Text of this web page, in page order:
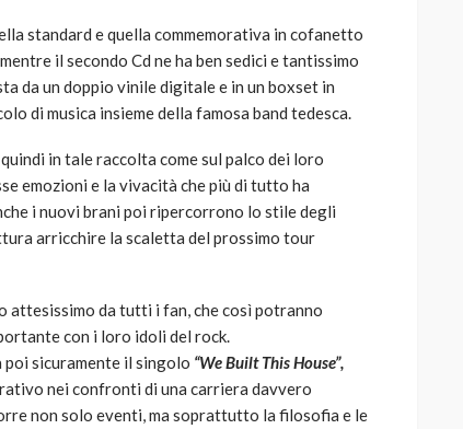
standard e quella commemorativa in cofanetto
il secondo Cd ne ha ben sedici e tantissimo
da un doppio vinile digitale e in un boxset in
di musica insieme della famosa band tedesca.
in tale raccolta come sul palco dei loro
emozioni e la vivacità che più di tutto ha
i nuovi brani poi ripercorrono lo stile degli
arricchire la scaletta del prossimo tour
attesissimo da tutti i fan, che così potranno
con i loro idoli del rock.
poi sicuramente il singolo “We Built This House”,
nei confronti di una carriera davvero
non solo eventi, ma soprattutto la filosofia e le